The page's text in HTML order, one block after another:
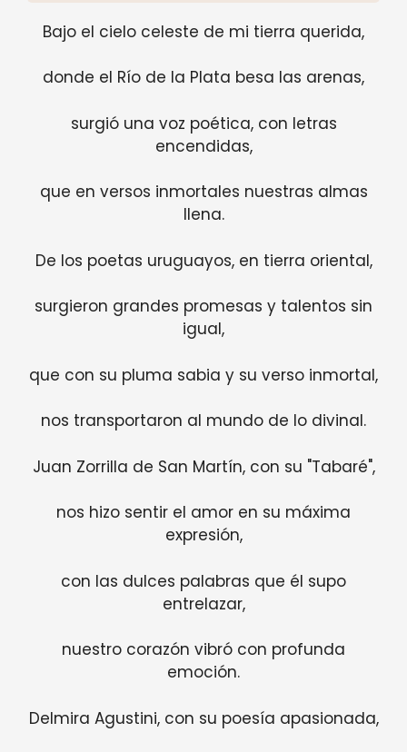
Bajo el cielo celeste de mi tierra querida,
donde el Río de la Plata besa las arenas,
surgió una voz poética, con letras
encendidas,
que en versos inmortales nuestras almas
llena.
De los poetas uruguayos, en tierra oriental,
surgieron grandes promesas y talentos sin
igual,
que con su pluma sabia y su verso inmortal,
nos transportaron al mundo de lo divinal.
Juan Zorrilla de San Martín, con su "Tabaré",
nos hizo sentir el amor en su máxima
expresión,
con las dulces palabras que él supo
entrelazar,
nuestro corazón vibró con profunda
emoción.
Delmira Agustini, con su poesía apasionada,